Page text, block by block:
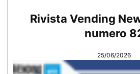
Rivista Vending
numero
25/06/2026